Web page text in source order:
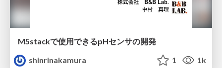
M5stackで使用できるpHセンサの開発
shinrinakamura
1 1k